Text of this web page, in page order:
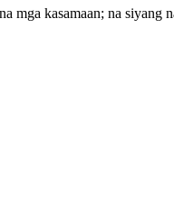
mga kasamaan; na siyang